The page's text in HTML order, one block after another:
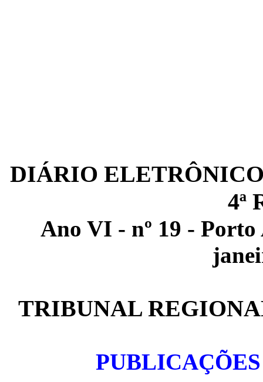
DIÁRIO
4ª
Ano VI - nº 19 - Porto
TRIBUNAL